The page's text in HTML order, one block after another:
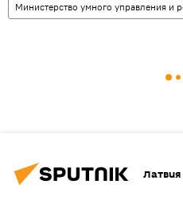
Министерство умного управления и
Латвия